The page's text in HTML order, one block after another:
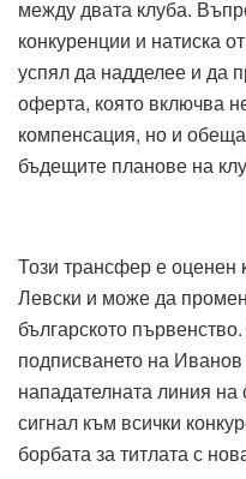
между двата клуба.
конкуренции и натиска
успял да надделее и да
оферта, която включва
компенсация, но и
бъдещите планове на
Този трансфер е оценен
Левски и може да
българското
подписването на
нападателната линия
сигнал към всички
борбата за титлата с